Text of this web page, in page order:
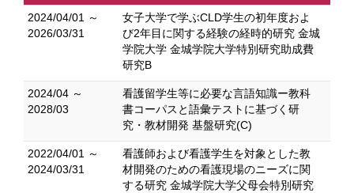
2024/04/01 ～
2026/03/31
女子大学で学ぶCLD学生の初年度およ
び2年目に関する経験の経時的研究 金城
学院大学 金城学院大学特別研究助成費
研究B
2024/04 ～
2028/03
看護留学生等に必要な言語知識ー教科
書コーパスと語彙テストに基づく研
究・教材開発 基盤研究(C)
2022/04/01 ～
2024/03/31
看護師および看護学生を対象とした教
材開発のための看護現場のニーズに関
する研究 金城学院大学父母会特別研究